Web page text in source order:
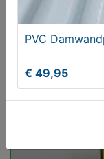
Mooie royale
Vanaf € 200,00
PVC
€ 49,95